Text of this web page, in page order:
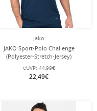
Jako
JAKO Sport-Polo Challenge
(Polyester-Stretch-Jersey)
marinemeliert/bordeaux Herren
eUVP: 44,99€
22,49€